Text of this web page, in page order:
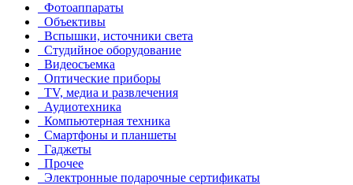
Фотоаппараты
Объективы
Вспышки, источники света
Студийное оборудование
Видеосъемка
Оптические приборы
TV, медиа и развлечения
Аудиотехника
Компьютерная техника
Смартфоны и планшеты
Гаджеты
Прочее
Электронные подарочные сертификаты